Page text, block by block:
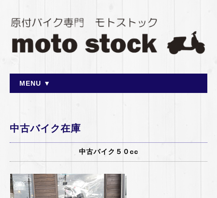
MENU ▼
中古バイク在庫
中古バイク５０cc